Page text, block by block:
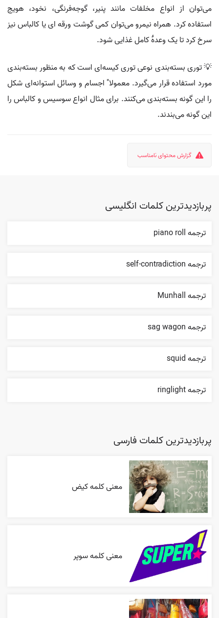
می‌توان از انواع مخلفات مانند پنیر، گوجه‌فرنگی، نخود، هویج
استفاده کرد. همراه نیمرو می‌توان کمی گوشت ورقه ای یا کالباس نیز
سرخ کرد تا یک وعدهٔ کامل غذایی شود.
💡 توری بسته‌بندی نوعی توری کیسه‌ای است که به منظور بسته‌بندی
مورد استفاده قرار می‌گیرد. معمولا" اجسام و وسائل استوانه‌ای شکل
را این گونه بسته‌بندی می‌کنند. برای مثال انواع سوسیس و کالباس را
این گونه می‌بندند.
گزارش محتوای نامناسب
پربازدیدترین کلمات انگلیسی
ترجمه piano roll
ترجمه self-contradiction
ترجمه Munhall
ترجمه sag wagon
ترجمه squid
ترجمه ringlight
پربازدیدترین کلمات فارسی
معنی کلمه کیض
معنی کلمه سوپر